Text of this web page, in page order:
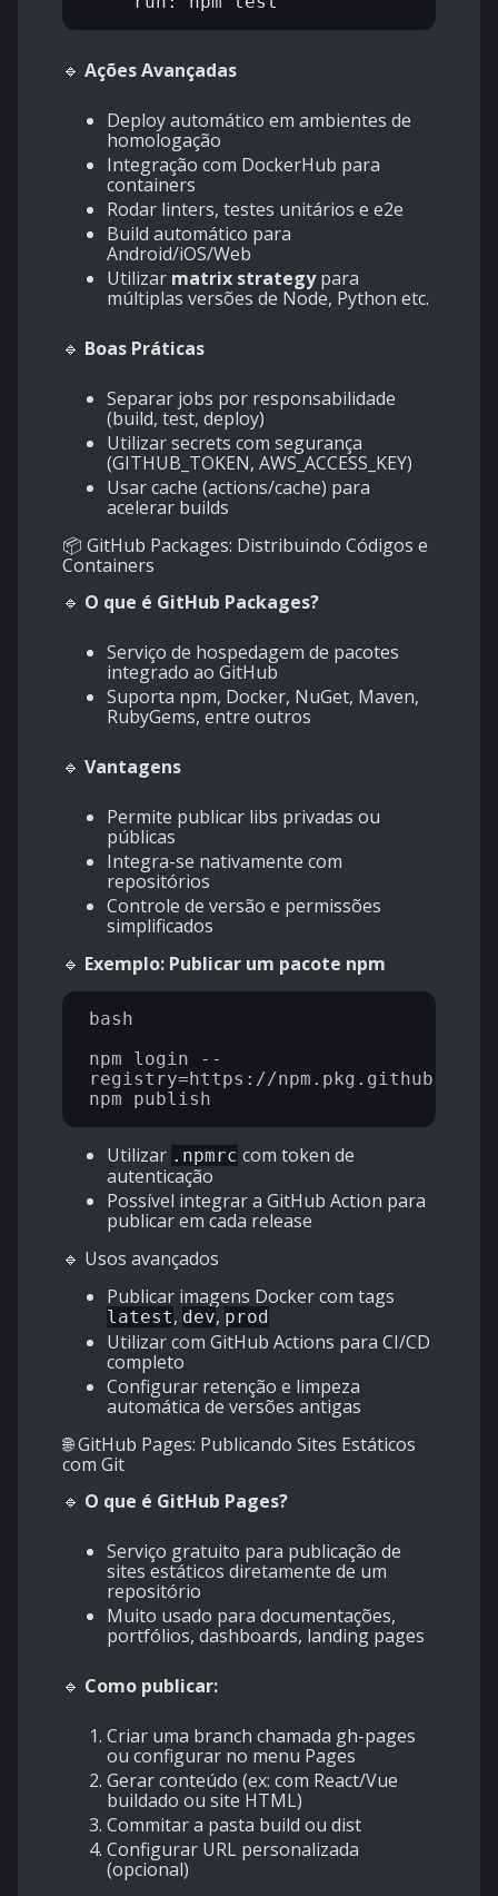
🔹 Ações Avançadas
Deploy automático em ambientes de
homologação
Integração com DockerHub para
containers
Rodar linters, testes unitários e e2e
Build automático para
Android/iOS/Web
Utilizar matrix strategypara
múltiplas versões de Node, Python etc.
🔹 Boas Práticas
Separar jobs por responsabilidade
(build, test, deploy)
Utilizar secrets com segurança
(GITHUB_TOKEN, AWS_ACCESS_KEY)
Usar cache (actions/cache) para
acelerar builds
📦 GitHub Packages: Distribuindo Códigos e
Containers
🔹 O que é GitHub Packages?
Serviço de hospedagem de pacotes
integrado ao GitHub
Suporta npm, Docker, NuGet, Maven,
RubyGems, entre outros
🔹 Vantagens
Permite publicar libs privadas ou
públicas
Integra-se nativamente com
repositórios
Controle de versão e permissões
simplificados
🔹 Exemplo: Publicar um pacote npm
bash
npm login --
registry=https://npm.pkg.github.com
Utilizar .npmrc com token de
autenticação
Possível integrar a GitHub Action para
publicar em cada release
🔹 Usos avançados
Publicar imagens Docker com tags
latest, dev, prod
Utilizar com GitHub Actions para CI/CD
completo
Configurar retenção e limpeza
automática de versões antigas
🌐 GitHub Pages: Publicando Sites Estáticos
com Git
🔹 O que é GitHub Pages?
Serviço gratuito para publicação de
sites estáticos diretamente de um
repositório
Muito usado para documentações,
portfólios, dashboards, landing pages
🔹 Como publicar:
Criar uma branch chamada gh-pages
ou configurar no menu Pages
Gerar conteúdo (ex: com React/Vue
buildado ou site HTML)
Commitar a pasta build ou dist
Configurar URL personalizada
(opcional)